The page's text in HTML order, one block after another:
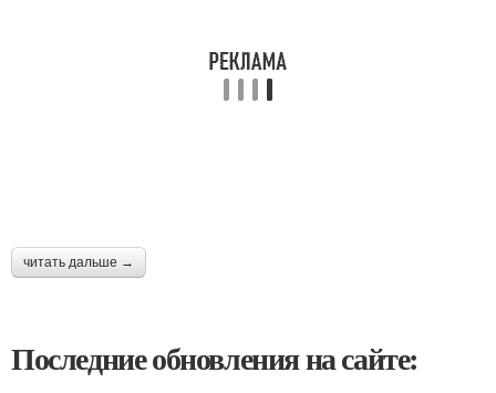
читать дальше →
Последние обновления на сайте: